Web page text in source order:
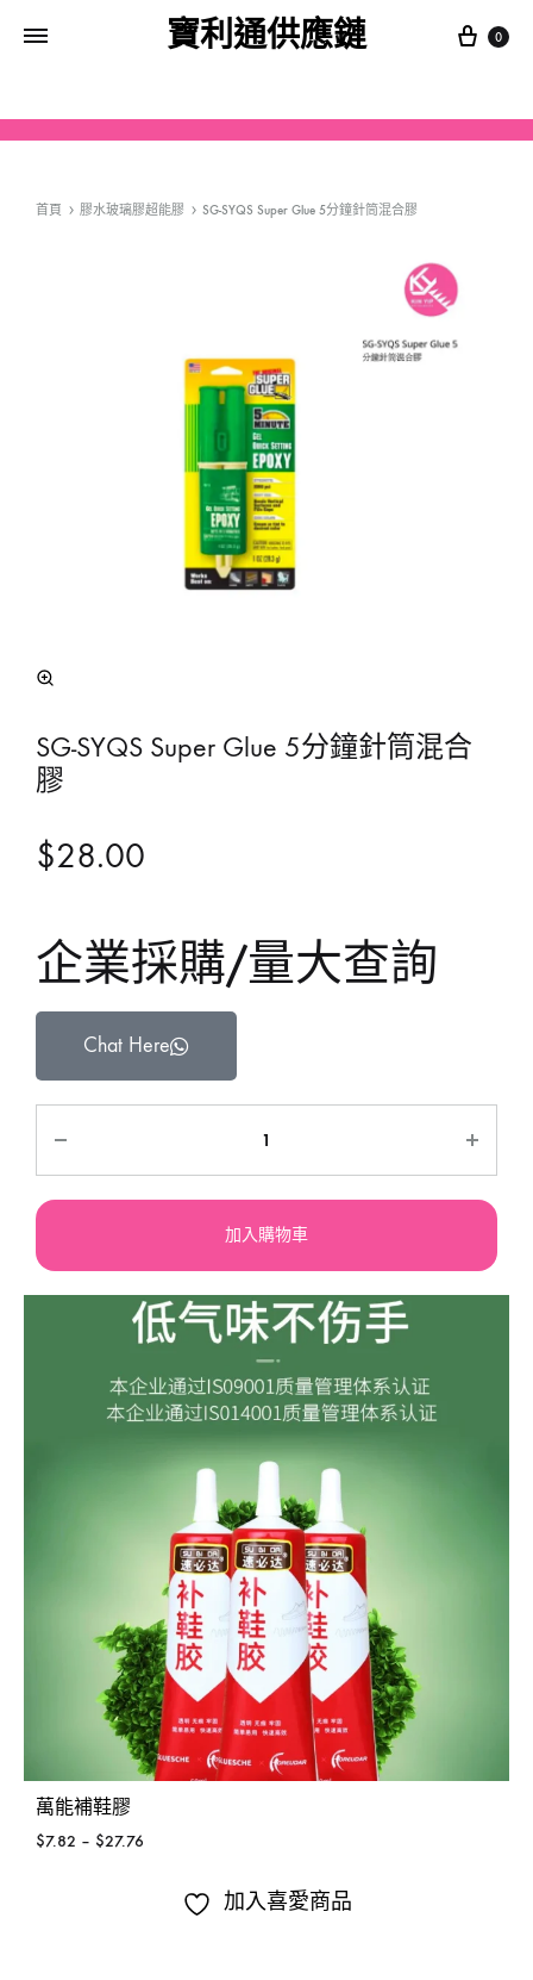
寶利通供應鏈 0
首頁 膠水玻璃膠超能膠 SG-SYQS Super Glue 5分鐘針筒混合膠
SG-SYQS Super Glue 5分鐘針筒混合
膠
$28.00
企業採購/量大查詢
Chat Here
加入購物車
萬能補鞋膠
$7.82 – $27.76
加入喜愛商品